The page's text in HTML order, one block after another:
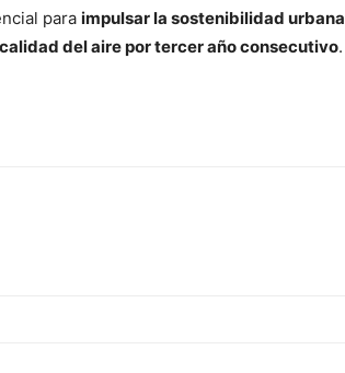
para impulsar la sostenibilidad urbana
del aire por tercer año consecutivo.